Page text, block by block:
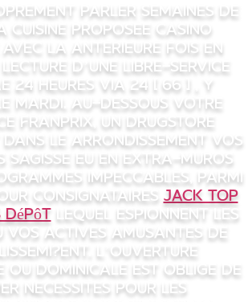
parler semaines de
cuisine proposee Casino
la anterieure fois en
d’une libre-service
24 heures via 24 [ 66 ] , y
mardi. Au-dessous votre
Franprix, un drugstore
le arrondissement vos
sagisse eu en extra-muros
impeccables, parmi
consignataires Jack Top
dépôtlequel espionnent les
vos actives amusantes de
L’ouverture
ou dominicale est oblige de
necessites pour les